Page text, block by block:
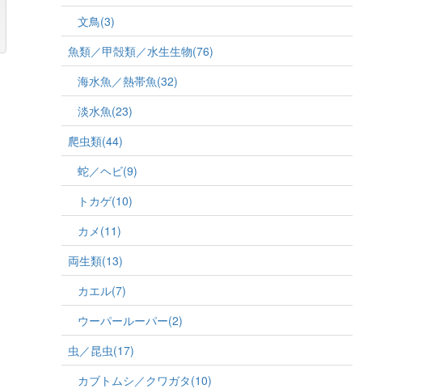
文鳥(3)
魚類／甲殻類／水生生物(76)
海水魚／熱帯魚(32)
淡水魚(23)
爬虫類(44)
蛇／ヘビ(9)
トカゲ(10)
カメ(11)
両生類(13)
カエル(7)
ウーパールーパー(2)
虫／昆虫(17)
カブトムシ／クワガタ(10)